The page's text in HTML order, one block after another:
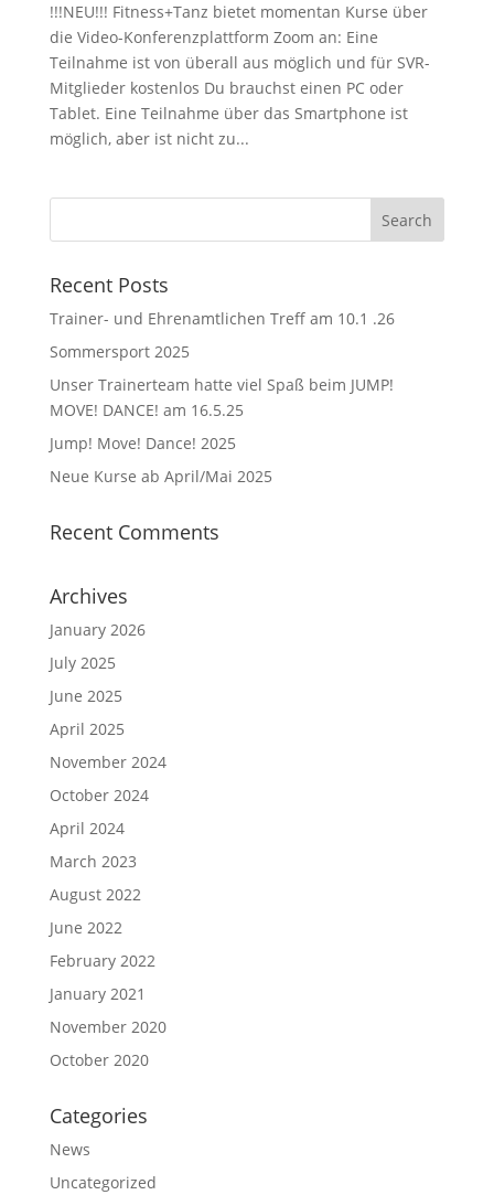
!!!NEU!!! Fitness+Tanz bietet momentan Kurse über
die Video-Konferenzplattform Zoom an: Eine
Teilnahme ist von überall aus möglich und für SVR-
Mitglieder kostenlos Du brauchst einen PC oder
Tablet. Eine Teilnahme über das Smartphone ist
möglich, aber ist nicht zu...
Recent Posts
Trainer- und Ehrenamtlichen Treff am 10.1 .26
Sommersport 2025
Unser Trainerteam hatte viel Spaß beim JUMP!
MOVE! DANCE! am 16.5.25
Jump! Move! Dance! 2025
Neue Kurse ab April/Mai 2025
Recent Comments
Archives
January 2026
July 2025
June 2025
April 2025
November 2024
October 2024
April 2024
March 2023
August 2022
June 2022
February 2022
January 2021
November 2020
October 2020
Categories
News
Uncategorized